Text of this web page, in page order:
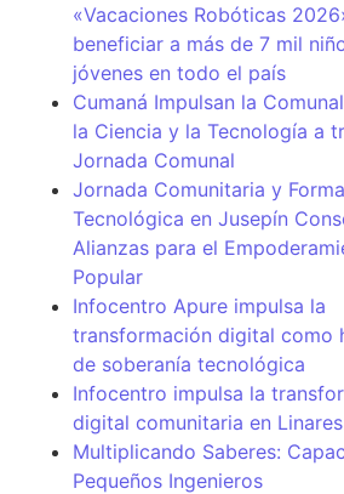
«Vacaciones Robóticas
beneficiar a más de 7 mil
jóvenes en todo el país
Cumaná Impulsan la
la Ciencia y la Tecnología a
Jornada Comunal
Jornada Comunitaria y
Tecnológica en Jusepín
Alianzas para el
Popular
Infocentro Apure impulsa la
transformación digital como
de soberanía tecnológica
Infocentro impulsa la
digital comunitaria en
Multiplicando Saberes:
Pequeños Ingenieros